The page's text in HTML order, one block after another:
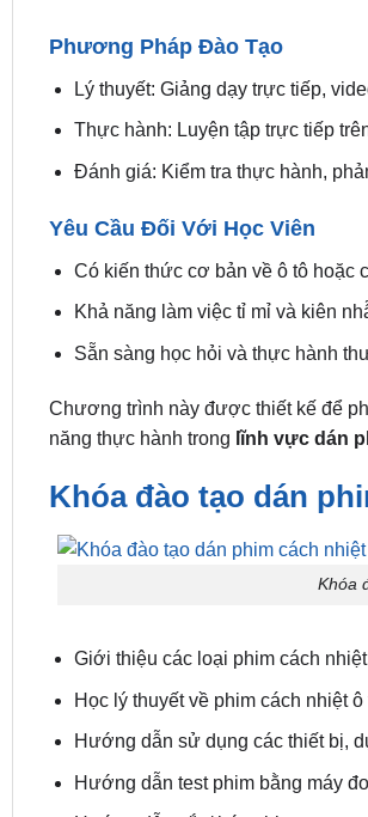
Phương Pháp Đào Tạo
Lý thuyết: Giảng dạy trực tiếp,
Thực hành: Luyện tập trực tiếp
Đánh giá: Kiểm tra thực hành,
Yêu Cầu Đối Với Học Viên
Có kiến thức cơ bản về ô tô hoặc
Khả năng làm việc tỉ mỉ và kiên
Sẵn sàng học hỏi và thực hành
Chương trình này được thiết kế để
năng thực hành trong lĩnh vực dán
Khóa đào tạo dán
Khóa
Giới thiệu các loại phim cách
Học lý thuyết về phim cách nhiệt ô
Hướng dẫn sử dụng các thiết bị,
Hướng dẫn test phim bằng máy